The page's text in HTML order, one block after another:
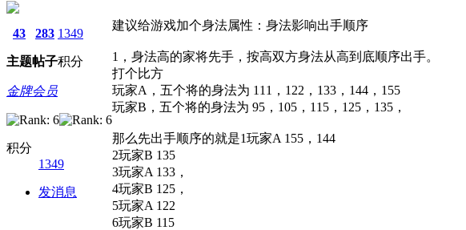
43
主题
283
帖子
1349
积分
金牌会员
积分
1349
发消息
建议给游戏加个身法属性：身法影响出手顺序
1，身法高的家将先手，按高双方身法从高到底顺序出手。
打个比方
玩家A，五个将的身法为 111，122，133，144，155
玩家B，五个将的身法为 95，105，115，125，135，
那么先出手顺序的就是1玩家A 155，144
2玩家B 135
3玩家A 133，
4玩家B 125，
5玩家A 122
6玩家B 115